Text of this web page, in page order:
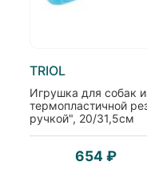
TRIOL
Игрушка для собак
термопластичной
ручкой", 20/31,5см
654 ₽